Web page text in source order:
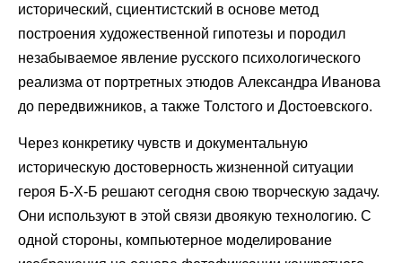
исторический, сциентистский в основе метод
построения художественной гипотезы и породил
незабываемое явление русского психологического
реализма от портретных этюдов Александра Иванова
до передвижников, а также Толстого и Достоевского.
Через конкретику чувств и документальную
историческую достоверность жизненной ситуации
героя Б-Х-Б решают сегодня свою творческую задачу.
Они используют в этой связи двоякую технологию. С
одной стороны, компьютерное моделирование